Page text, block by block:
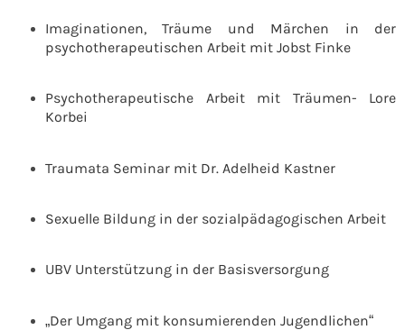
Imaginationen, Träume und Märchen in der
psychotherapeutischen Arbeit mit Jobst Finke
Psychotherapeutische Arbeit mit Träumen- Lore
Korbei
Traumata Seminar mit Dr. Adelheid Kastner
Sexuelle Bildung in der sozialpädagogischen Arbeit
UBV Unterstützung in der Basisversorgung
„Der Umgang mit konsumierenden Jugendlichen“